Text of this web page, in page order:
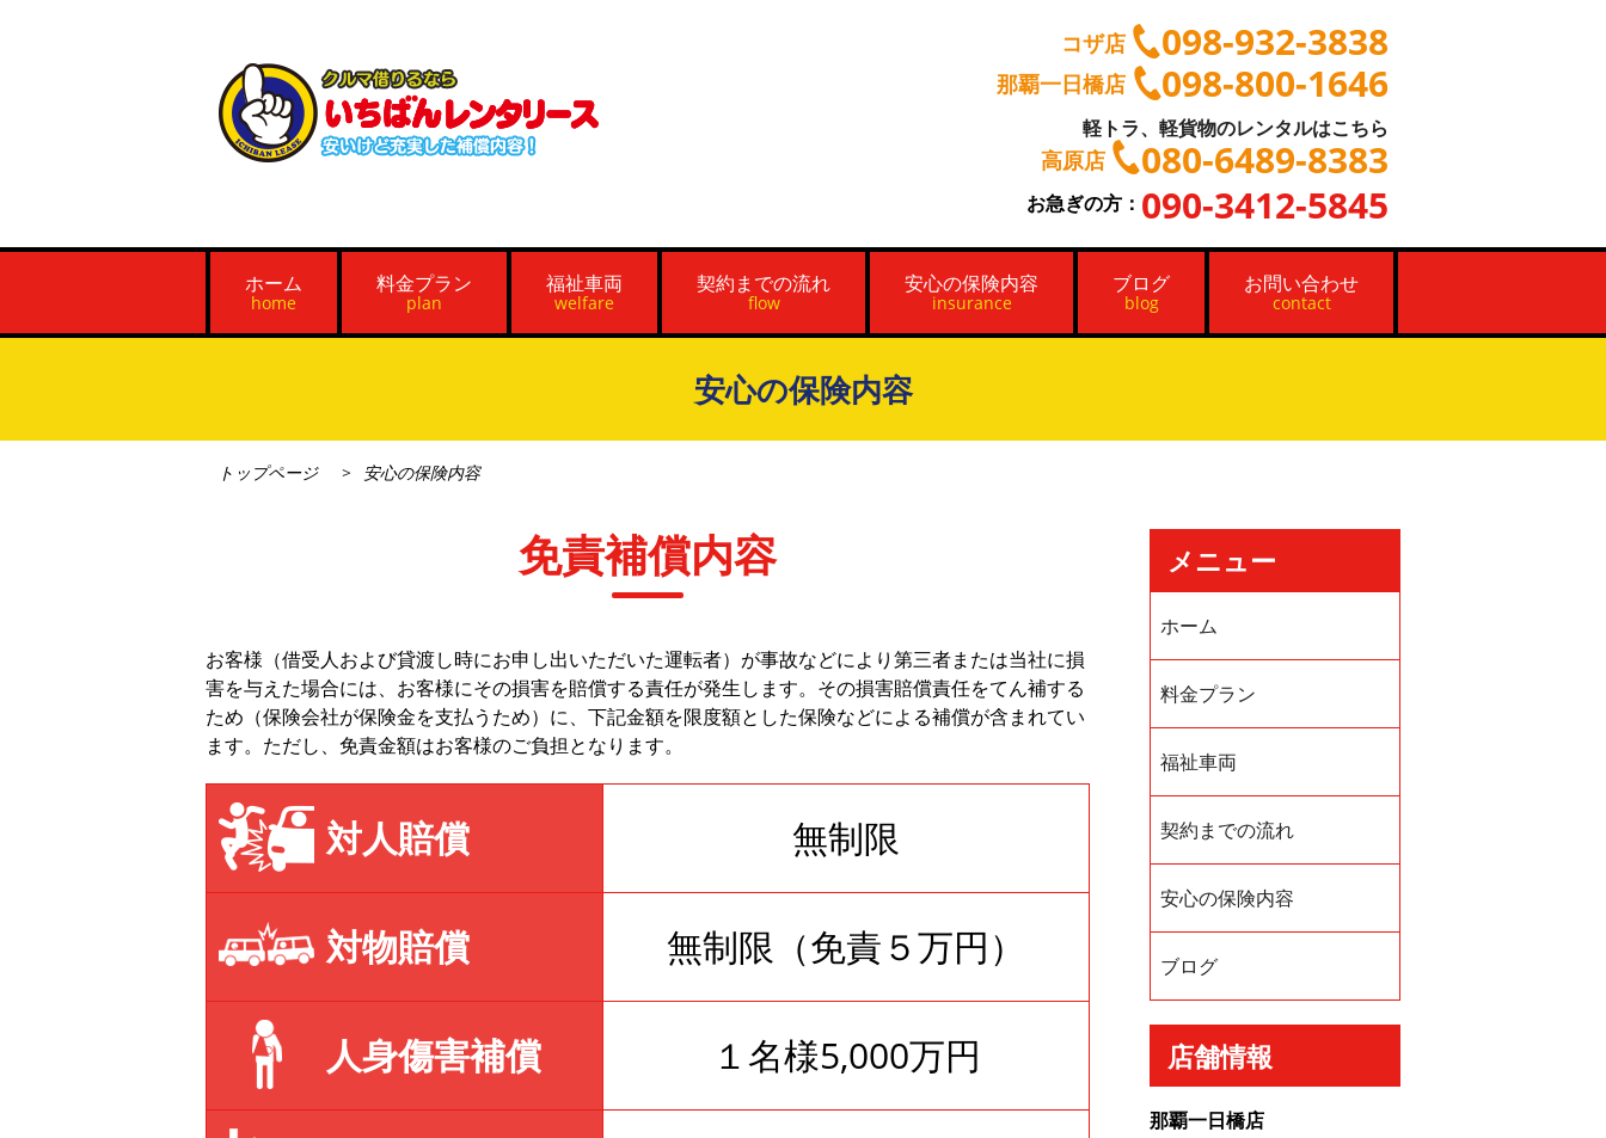
コザ店 098-932-3838
那覇一日橋店 098-800-1646
軽トラ、軽貨物のレンタルはこちら
高原店 080-6489-8383
お急ぎの方： 090-3412-5845
ホーム
home
料金プラン
plan
福祉車両
welfare
契約までの流れ
flow
安心の保険内容
insurance
ブログ
blog
お問い合わせ
contact
安心の保険内容
トップページ 安心の保険内容
免責補償内容
お客様（借受人および貸渡し時にお申し出いただいた運転者）が事故などにより第三者または当社に損
害を与えた場合には、お客様にその損害を賠償する責任が発生します。その損害賠償責任をてん補する
ため（保険会社が保険金を支払うため）に、下記金額を限度額とした保険などによる補償が含まれてい
ます。ただし、免責金額はお客様のご負担となります。
対人賠償 無制限
対物賠償 無制限（免責５万円）
人身傷害補償 １名様5,000万円
メニュー
ホーム
料金プラン
福祉車両
契約までの流れ
安心の保険内容
ブログ
店舗情報
那覇一日橋店